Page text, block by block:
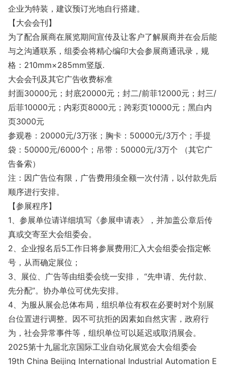
企业为特装，建议预订光地自行搭建。
【大会会刊】
为了配合展商在展览期间宣传及让客户了解展商并在会后能
与之沟通联系，组委会将精心编印大会参展商通讯录，规
格：210mm×285mm竖版.
大会会刊及其它广告收费标准
封面30000元；封底20000元；封二/前菲12000元；封三/
后菲10000元；内彩页8000元；跨彩页10000元；黑白内
页3000元
参观卷：20000元/3万张；胸卡：50000元/3万个；手提
袋：50000元/6000个；吊带：50000元/3万个 （其它广
告备索）
注：因广告位有限，广告费用须全额一次付清，以付款先后
顺序进行安排。
【参展程序】
1、参展单位请详细填写《参展申请表》，并加盖公章后传
真或交寄至大会组委会。
2、企业报名后5工作日将参展费用汇入大会组委会指定帐
号，从而确定展位；
3、展位、广告等由组委会统一安排， “先申请、先付款、
先分配”。协办单位可优先安排。
4、为服从展会总体布局，组织单位有权在必要时对个别展
台位置进行调整。因不可抗拒的因素如自然灾害，政府行
为，社会异常事件等，组织单位可以延迟或取消展会。
2025第十九届北京国际工业自动化展览会大会组委会
19th China Beijing International Industrial Automation E